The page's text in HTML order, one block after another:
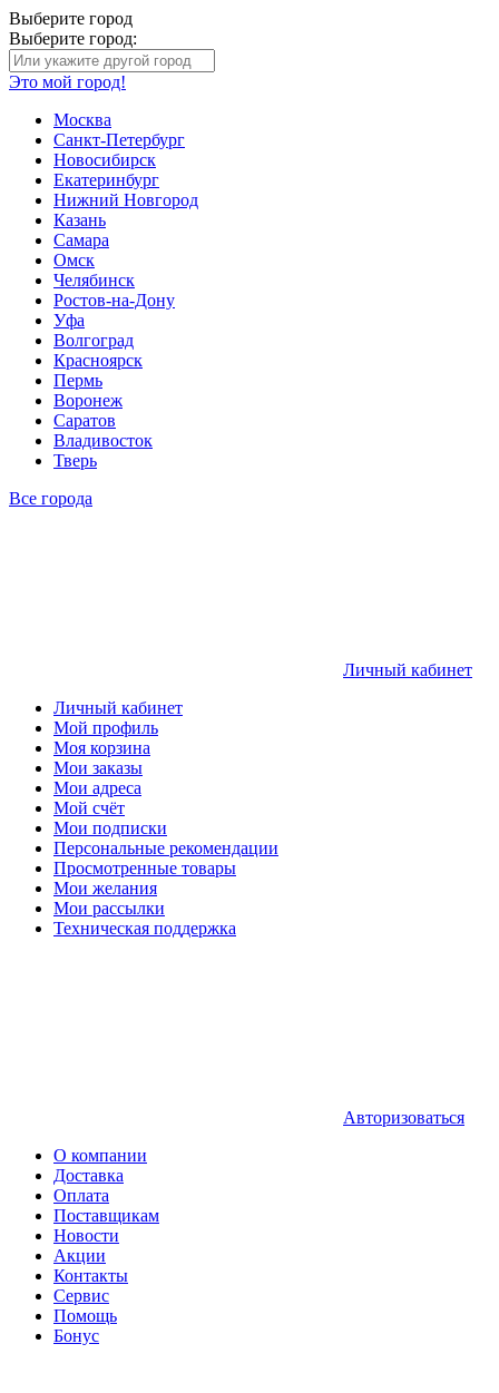
Выберите город
Выберите город:
Это мой город!
Москва
Санкт-Петербург
Новосибирск
Екатеринбург
Нижний Новгород
Казань
Самара
Омск
Челябинск
Ростов-на-Дону
Уфа
Волгоград
Красноярск
Пермь
Воронеж
Саратов
Владивосток
Тверь
Все города
Личный кабинет
Личный кабинет
Мой профиль
Моя корзина
Мои заказы
Мои адреса
Мой счёт
Мои подписки
Персональные рекомендации
Просмотренные товары
Мои желания
Мои рассылки
Техническая поддержка
Авторизоваться
О компании
Доставка
Оплата
Поставщикам
Новости
Акции
Контакты
Сервис
Помощь
Бонус